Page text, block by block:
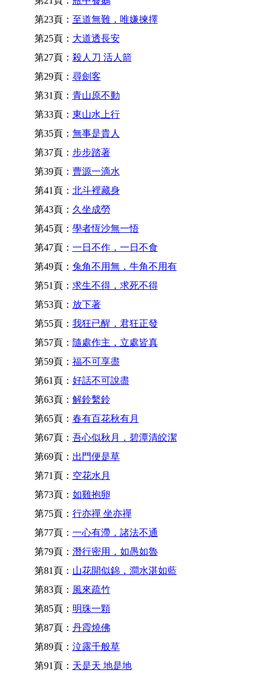
第23頁： 至道無難，唯嫌揀擇
第25頁： 大道透長安
第27頁： 殺人刀 活人箭
第29頁： 尋劍客
第31頁： 青山原不動
第33頁： 東山水上行
第35頁： 無事是貴人
第37頁： 步步踏著
第39頁： 曹源一滴水
第41頁： 北斗裡藏身
第43頁： 久坐成勞
第45頁： 學者恆沙無一悟
第47頁： 一日不作，一日不食
第49頁： 兔角不用無，牛角不用有
第51頁： 求生不得，求死不得
第53頁： 放下著
第55頁： 我狂已醒，君狂正發
第57頁： 隨處作主，立處皆真
第59頁： 福不可享盡
第61頁： 好話不可說盡
第63頁： 解鈴繫鈴
第65頁： 春有百花秋有月
第67頁： 吾心似秋月，碧潭清皎潔
第69頁： 出門便是草
第71頁： 空花水月
第73頁： 如雞抱卵
第75頁： 行亦禪 坐亦禪
第77頁： 一心有滯，諸法不通
第79頁： 潛行密用，如愚如魯
第81頁： 山花開似錦，澗水湛如藍
第83頁： 風來疏竹
第85頁： 明珠一顆
第87頁： 丹霞燒佛
第89頁： 泣露千般草
第91頁： 天是天 地是地